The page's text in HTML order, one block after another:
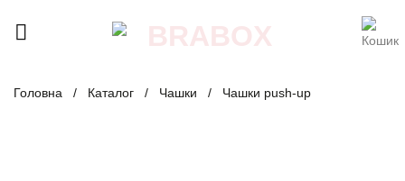
Головна / Каталог / Чашки / Чашки push-up